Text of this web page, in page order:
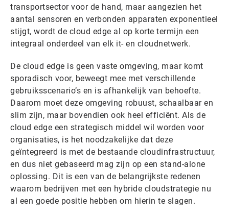
transportsector voor de hand, maar aangezien het
aantal sensoren en verbonden apparaten exponentieel
stijgt, wordt de cloud edge al op korte termijn een
integraal onderdeel van elk it- en cloudnetwerk.
De cloud edge is geen vaste omgeving, maar komt
sporadisch voor, beweegt mee met verschillende
gebruiksscenario’s en is afhankelijk van behoefte.
Daarom moet deze omgeving robuust, schaalbaar en
slim zijn, maar bovendien ook heel efficiënt. Als de
cloud edge een strategisch middel wil worden voor
organisaties, is het noodzakelijke dat deze
geïntegreerd is met de bestaande cloudinfrastructuur,
en dus niet gebaseerd mag zijn op een stand-alone
oplossing. Dit is een van de belangrijkste redenen
waarom bedrijven met een hybride cloudstrategie nu
al een goede positie hebben om hierin te slagen.